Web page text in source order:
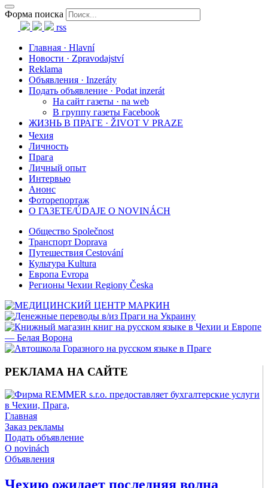
Форма поиска
rss
Главная · Hlavní
Новости · Zpravodajství
Reklama
Объявления · Inzeráty
Подать объявление · Podat inzerát
На сайт газеты · na web
В группу газеты Facebook
ЖИЗНЬ В ПРАГЕ · ŽIVOT V PRAZE
Чехия
Личность
Прага
Личный опыт
Интервью
Анонс
Фоторепортаж
О ГАЗЕТЕ/ÚDAJE O NOVINÁCH
Общество Společnost
Транспорт Doprava
Путешествия Cestování
Культура Kultura
Европа Evropa
Регионы Чехии Regiony Česka
РЕКЛАМА НА САЙТЕ
Главная
Заказ рекламы
Подать объявление
O novinách
Объявления
Чехию ожидает последняя волна